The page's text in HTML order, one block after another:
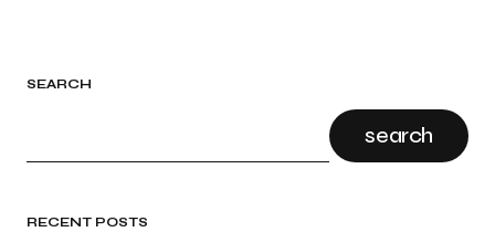
SEARCH
search
RECENT POSTS